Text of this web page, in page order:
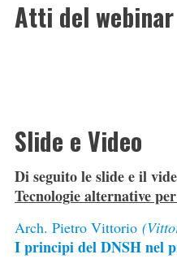
Atti del webinar
Slide e Video
Di seguito le slide e il
Tecnologie alternative
Arch. Pietro Vittorio
I principi del DNSH nel